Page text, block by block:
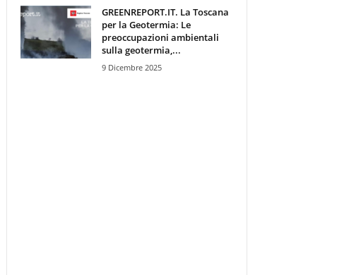
GREENREPORT.IT. La Toscana
per la Geotermia: Le
preoccupazioni ambientali
sulla geotermia,...
9 Dicembre 2025